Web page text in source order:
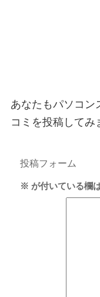
あなたもパソコン
コミを投稿してみ
投稿フォーム
※ が付いている欄